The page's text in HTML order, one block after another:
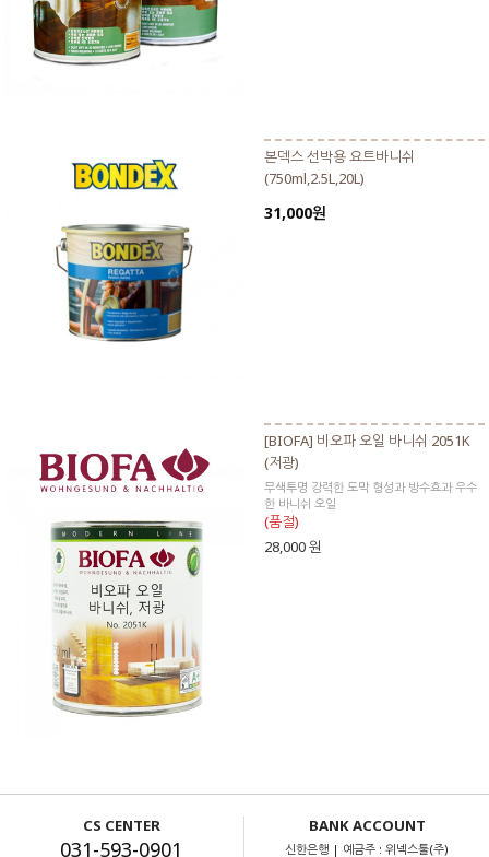
본덱스 선박용 요트바니쉬
(750ml,2.5L,20L)
31,000원
[BIOFA] 비오파 오일 바니쉬 2051K
(저광)
무색투명 강력한 도막 형성과 방수효과 우수
한 바니쉬 오일
(품절)
28,000 원
CS CENTER
031-593-0901
BANK ACCOUNT
신한은행 | 예금주 : 위넥스툴(주)